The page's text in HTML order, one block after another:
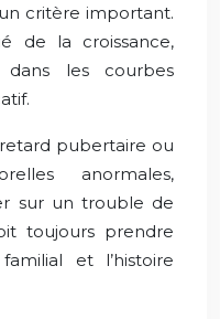
critère important.
de la croissance,
les courbes
retard pubertaire ou
anormales,
sur un trouble de
toujours prendre
et l’histoire